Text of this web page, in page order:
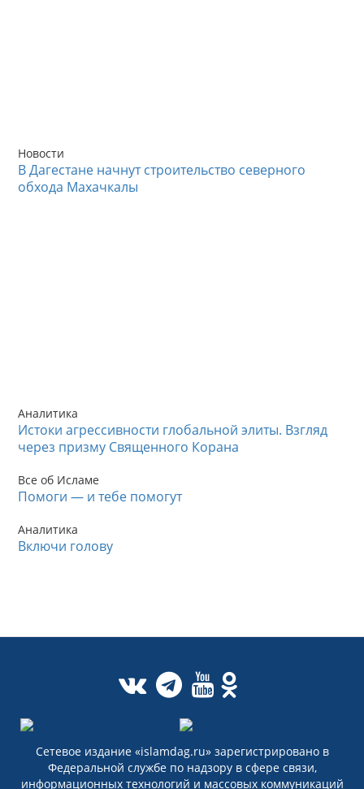
Новости
В Дагестане начнут строительство северного
обхода Махачкалы
Аналитика
Истоки агрессивности глобальной элиты. Взгляд
через призму Священного Корана
Все об Исламе
Помоги — и тебе помогут
Аналитика
Включи голову
Сетевое издание «islamdag.ru» зарегистрировано в
Федеральной службе по надзору в сфере связи,
информационных технологий и массовых коммуникаций